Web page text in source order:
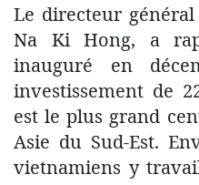
Le directeur
Na Ki Hong, a
inauguré en
investissement de
est le plus grand
Asie du Sud-Est.
vietnamiens y